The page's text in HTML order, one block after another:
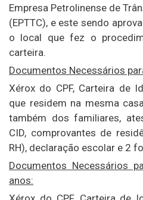
Empresa Petrolinense de
(EPTTC), e este sendo
o local que fez o
carteira.
Documentos Necessários
Xérox do CPF, Carteira de
que residem na mesma
também dos familiares,
CID, comprovantes de
RH), declaração escolar e 2
Documentos Necessários
anos: